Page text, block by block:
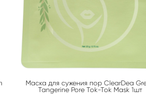
Маска для сужения пор ClearDea
Tangerine Pore Tok-Tok Mask 1шт